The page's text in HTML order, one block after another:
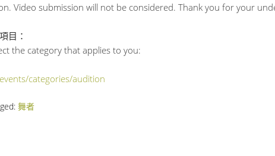
Video submission will not be considered. Thank you for your
目：
the category that applies to you:
categories/audition
舞者